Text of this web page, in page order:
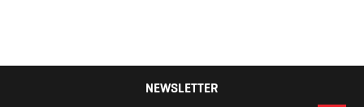
NEWSLETTER